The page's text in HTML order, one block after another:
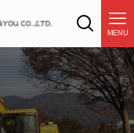
MENU